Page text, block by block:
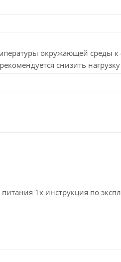
окружающей среды к
снизить
1x инструкция по